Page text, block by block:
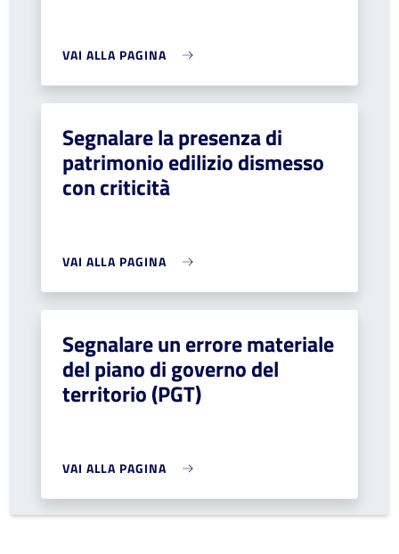
VAI ALLA PAGINA
Segnalare la presenza di
patrimonio edilizio dismesso
con criticità
VAI ALLA PAGINA
Segnalare un errore materiale
del piano di governo del
territorio (PGT)
VAI ALLA PAGINA